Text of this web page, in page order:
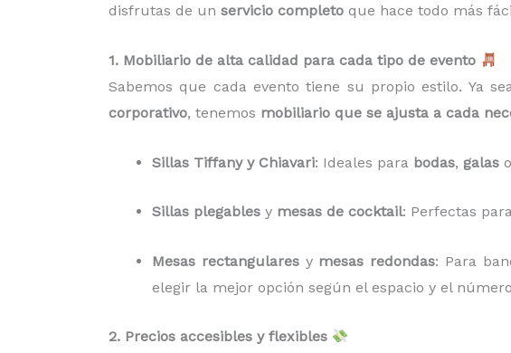
disfrutas de un servicio completo que hace todo más
1. Mobiliario de alta calidad para cada tipo de evento
Sabemos que cada evento tiene su propio estilo. Ya
corporativo, tenemos mobiliario que se ajusta a cada
Sillas Tiffany y Chiavari: Ideales para bodas, galas
Sillas plegables y mesas de cocktail: Perfectas para
Mesas rectangularesy mesas redondas: Para
elegir la mejor opción según el espacio y el
2. Precios accesibles y flexibles